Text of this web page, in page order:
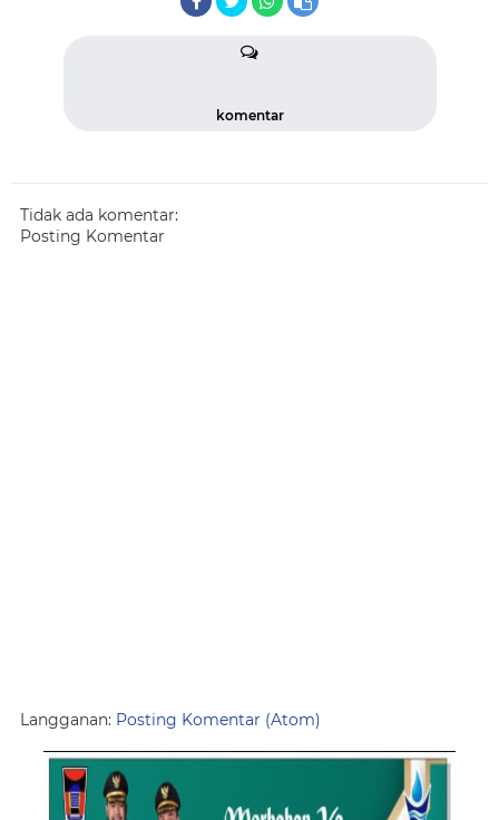
komentar
Tidak ada komentar:
Posting Komentar
Langganan: Posting Komentar (Atom)